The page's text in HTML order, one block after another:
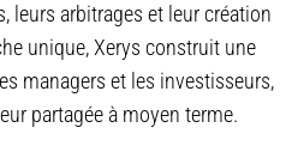
leurs arbitrages et leur création
unique, Xerys construit une
managers et les investisseurs,
partagée à moyen terme.